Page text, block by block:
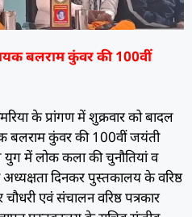
बलराम कुंवर की 100वीं
के प्रांगण में शुक्रवार को बादल
बलराम कुंवर की 100वीं जयंती
में लोक कला की चुनौतियां व
अध्यक्षता दिनकर पुस्तकालय के वरिष्ठ
चौधरी एवं संचालन वरिष्ठ पत्रकार